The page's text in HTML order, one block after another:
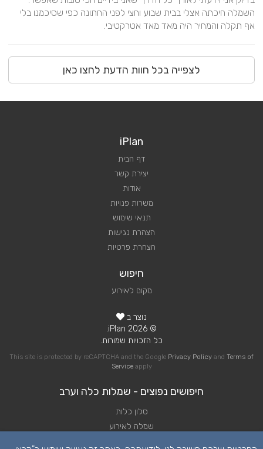
אף תקלה והמחיר היה מאד מאד אטרקטיבי.
לצפייה בכל חוות הדעת לחצו כאן
iPlan
דף הבית
יצירת קשר
אודות
משרות פנויות
תנאי שימוש
הצהרת נגישות
הצהרת פרטיות
חיפוש
מקום לאירוע
נוצר ב
© 2026 iPlan.
כל הזכויות שמורות.
This site is protected by reCAPTCHA and the Google Privacy Policy and Terms of
Serviceapply
חיפושים נפוצים - שמלות כלה וערב
סלון כלות
שמלה לאירוע